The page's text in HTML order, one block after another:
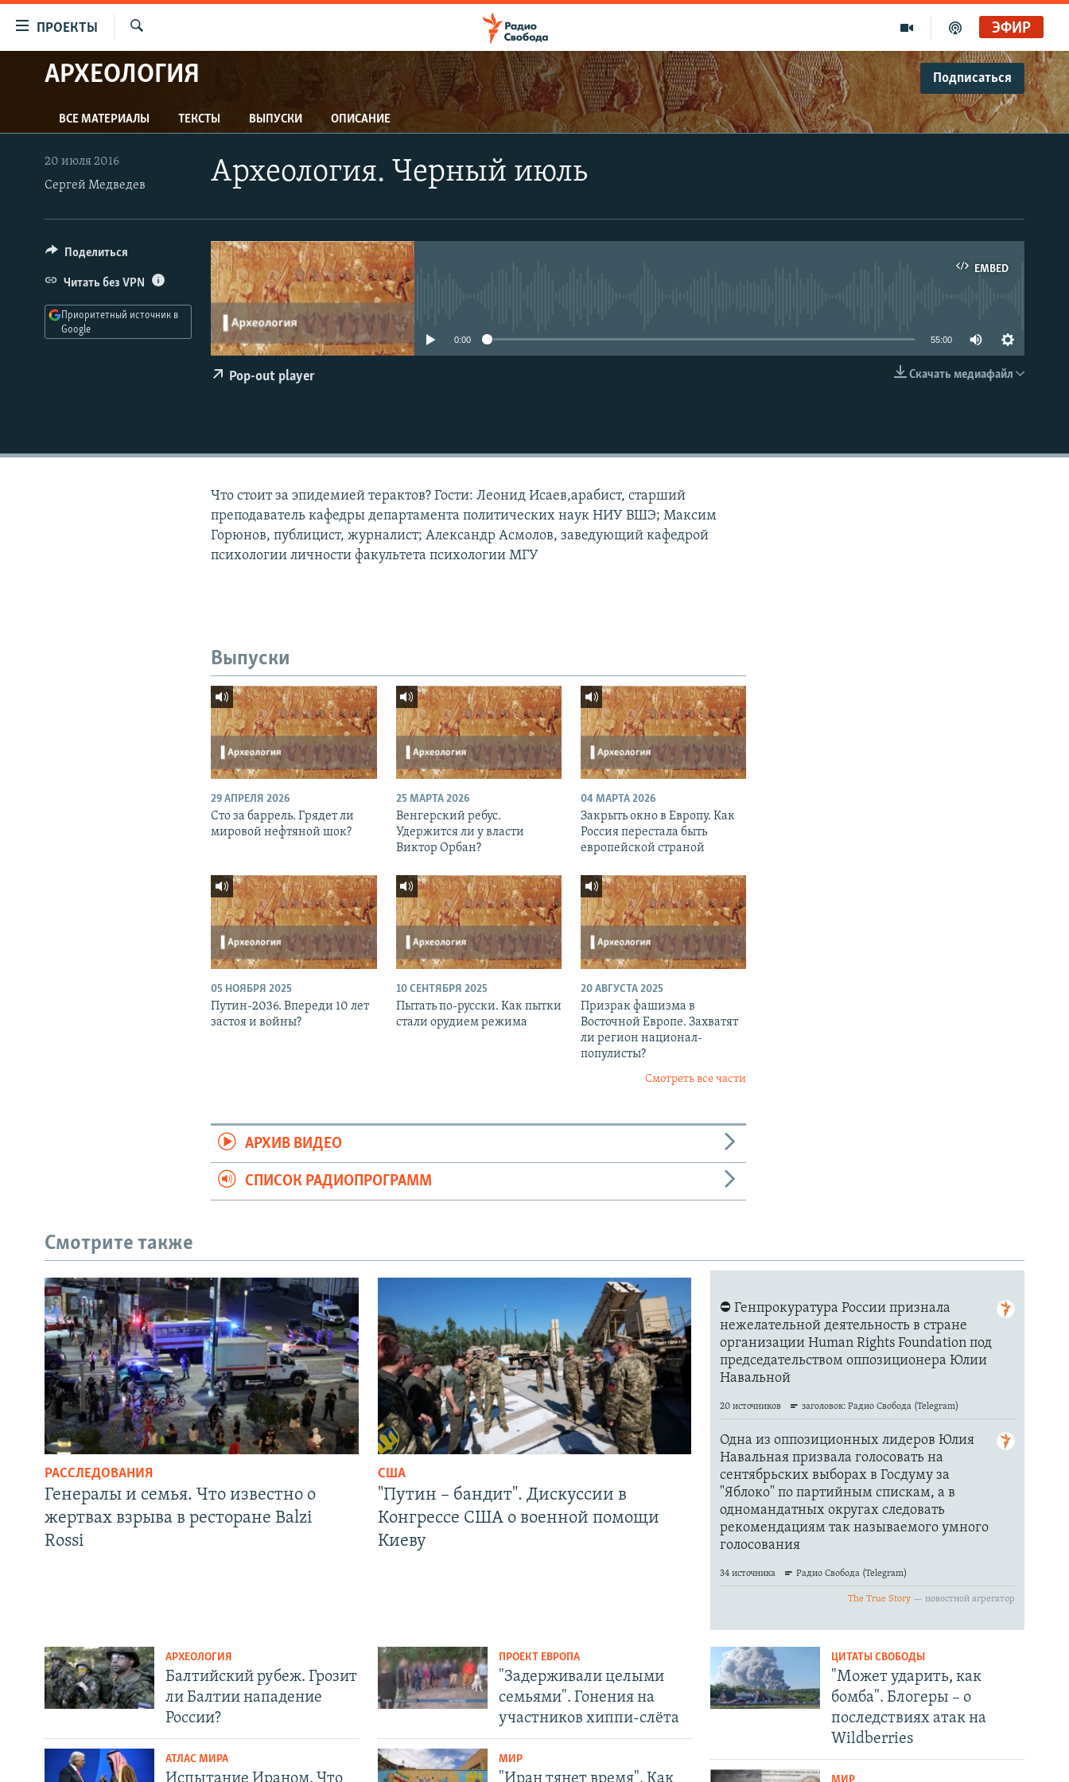
упрощенного
Вернуться
к
основному
содержанию
навигации
Вернутся
ПРОЕКТЫ
ПРОГРАММЫ
АВТОРСКИЕ ПРОЕКТЫ
ЦИТАТЫ СВОБОДЫ
МНЕНИЯ
КУЛЬТУРА
IDEL.РЕАЛИИ
КАВКАЗ.РЕАЛИИ
СЕВЕР.РЕАЛИИ
СИБИРЬ.РЕАЛИИ
ЭФИР
АРХЕОЛОГИЯ Подписаться
CastBox
ВСЕ МАТЕРИАЛЫ ТЕКСТЫ ВЫПУСКИ ОПИСАНИЕ
Археология. Черный июль
20 июля 2016
Сергей Медведев
EMBED
EMBED
0:00 55:00
Скачать медиафайл
Pop-out player
Поделиться
Читать без VPN
Приоритетный источник в
Google
Что стоит за эпидемией терактов? Гости: Леонид Исаев,арабист, старший
преподаватель кафедры департамента политических наук НИУ ВШЭ; Максим
Горюнов, публицист, журналист; Александр Асмолов, заведующий кафедрой
психологии личности факультета психологии МГУ
Выпуски
29 АПРЕЛЯ 2026
Сто за баррель. Грядет ли
мировой нефтяной шок?
25 МАРТА 2026
Венгерский ребус.
Удержится ли у власти
Виктор Орбан?
04 МАРТА 2026
Закрыть окно в Европу. Как
Россия перестала быть
европейской страной
05 НОЯБРЯ 2025
Путин-2036. Впереди 10 лет
застоя и войны?
10 СЕНТЯБРЯ 2025
Пытать по-русски. Как пытки
стали орудием режима
20 АВГУСТА 2025
Призрак фашизма в
Восточной Европе. Захватят
ли регион национал-
популисты?
Смотреть все части
АРХИВ ВИДЕО
СПИСОК РАДИОПРОГРАММ
Смотрите также
РАССЛЕДОВАНИЯ
Генералы и семья. Что известно о
жертвах взрыва в ресторане Balzi
Rossi
США
"Путин – бандит". Дискуссии в
Конгрессе США о военной помощи
Киеву
АРХЕОЛОГИЯ
Балтийский рубеж. Грозит
ли Балтии нападение
России?
АТЛАС МИРА
ПРОЕКТ ЕВРОПА
"Задерживали целыми
семьями". Гонения на
участников хиппи-слёта
МИР
ЦИТАТЫ СВОБОДЫ
"Может ударить, как
бомба". Блогеры – о
последствиях атак на
Wildberries